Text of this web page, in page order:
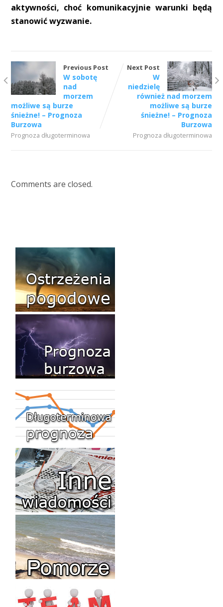
aktywności, choć komunikacyjnie warunki będą
stanowić wyzwanie.
Previous Post
W sobotę
nad
morzem
możliwe są burze
śnieżne! – Prognoza
Burzowa
Prognoza długoterminowa
Next Post
W
niedzielę
również nad morzem
możliwe są burze
śnieżne! – Prognoza
Burzowa
Prognoza długoterminowa
Comments are closed.